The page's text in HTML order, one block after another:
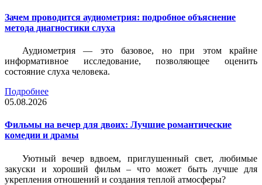
Зачем проводится аудиометрия: подробное объяснение
метода диагностики слуха
Аудиометрия — это базовое, но при этом крайне
информативное исследование, позволяющее оценить
состояние слуха человека.
Подробнее
05.08.2026
Фильмы на вечер для двоих: Лучшие романтические
комедии и драмы
Уютный вечер вдвоем, приглушенный свет, любимые
закуски и хороший фильм – что может быть лучше для
укрепления отношений и создания теплой атмосферы?